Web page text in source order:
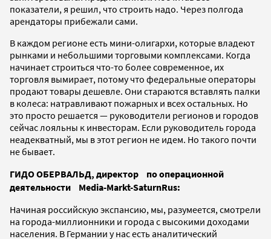
показатели, я решил, что строить надо. Через полгода
арендаторы прибежали сами.
В каждом регионе есть мини-олигархи, которые владеют
рынками и небольшими торговыми комплексами. Когда
начинает строиться что-то более современное, их
торговля вымирает, потому что федеральные операторы
продают товары дешевле. Они стараются вставлять палки
в колеса: натравливают пожарных и всех остальных. Но
это просто решается — руководители регионов и городов
сейчас лояльны к инвесторам. Если руководитель города
неадекватный, мы в этот регион не идем. Но такого почти
не бывает.
ГИДО ОБЕРВАЛЬД, директор по операционной
деятельности Media-Markt-SaturnRus:
Начиная российскую экспансию, мы, разумеется, смотрели
на города-миллионники и города с высокими доходами
населения. В Германии у нас есть аналитический